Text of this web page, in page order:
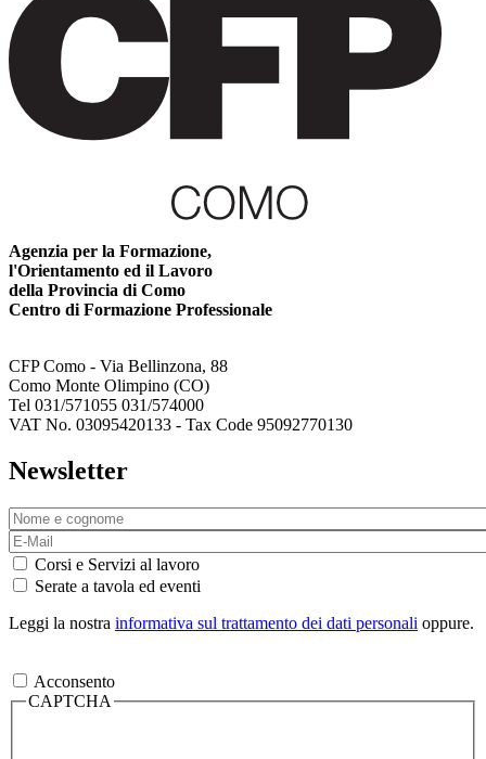
Agenzia per la Formazione,
l'Orientamento ed il Lavoro
della Provincia di Como
Centro di Formazione Professionale
CFP Como - Via Bellinzona, 88
Como Monte Olimpino (CO)
Tel 031/571055 031/574000
VAT No. 03095420133 - Tax Code 95092770130
Newsletter
Corsi e Servizi al lavoro
Serate a tavola ed eventi
Leggi la nostra informativa sul trattamento dei dati personali oppure.
Acconsento
CAPTCHA